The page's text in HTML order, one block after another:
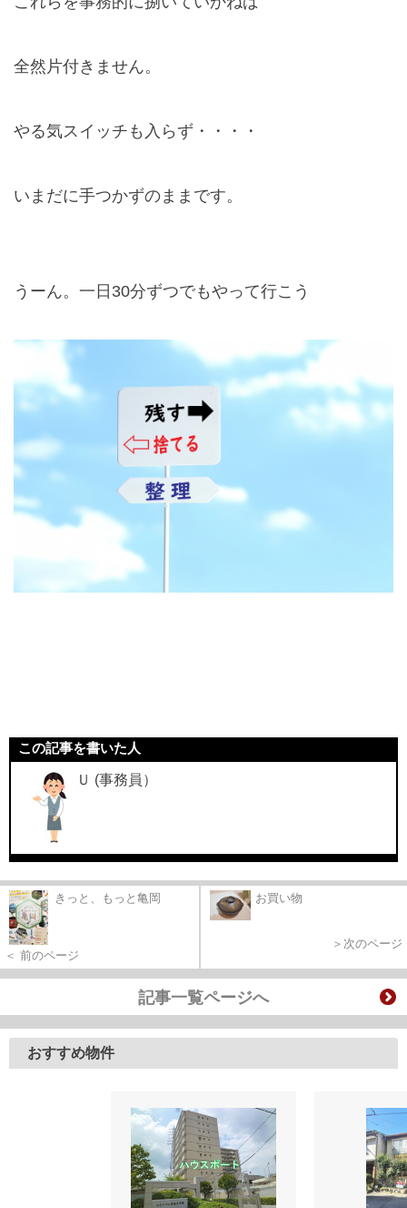
全然片付きません。
やる気スイッチも入らず・・・・
いまだに手つかずのままです。
うーん。一日 30分ずつでもやって行こう
この記事を書いた人
Ｕ (事務員）
きっと、もっと亀岡
＜ 前のページ
お買い物
＞次のページ
記事一覧ページへ
おすすめ物件